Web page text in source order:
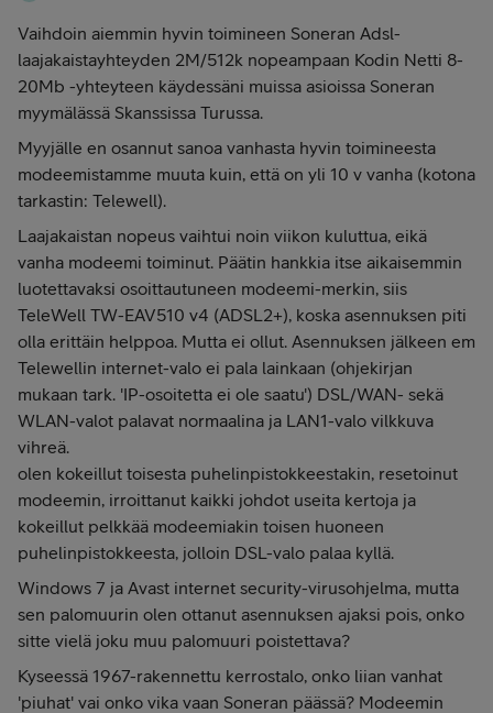
Vaihdoin aiemmin hyvin toimineen Soneran Adsl-
laajakaistayhteyden 2M/512k nopeampaan Kodin Netti 8-
20Mb -yhteyteen käydessäni muissa asioissa Soneran
myymälässä Skanssissa Turussa.
Myyjälle en osannut sanoa vanhasta hyvin toimineesta
modeemistamme muuta kuin, että on yli 10 v vanha (kotona
tarkastin: Telewell).
Laajakaistan nopeus vaihtui noin viikon kuluttua, eikä
vanha modeemi toiminut. Päätin hankkia itse aikaisemmin
luotettavaksi osoittautuneen modeemi-merkin, siis
TeleWell TW-EAV510 v4 (ADSL2+), koska asennuksen piti
olla erittäin helppoa. Mutta ei ollut. Asennuksen jälkeen em
Telewellin internet-valo ei pala lainkaan (ohjekirjan
mukaan tark. 'IP-osoitetta ei ole saatu') DSL/WAN- sekä
WLAN-valot palavat normaalina ja LAN1-valo vilkkuva
vihreä.
olen kokeillut toisesta puhelinpistokkeestakin, resetoinut
modeemin, irroittanut kaikki johdot useita kertoja ja
kokeillut pelkkää modeemiakin toisen huoneen
puhelinpistokkeesta, jolloin DSL-valo palaa kyllä.
Windows 7 ja Avast internet security-virusohjelma, mutta
sen palomuurin olen ottanut asennuksen ajaksi pois, onko
sitte vielä joku muu palomuuri poistettava?
Kyseessä 1967-rakennettu kerrostalo, onko liian vanhat
'piuhat' vai onko vika vaan Soneran päässä? Modeemin